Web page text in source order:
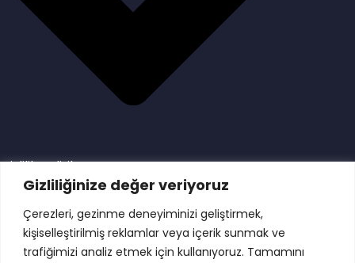
Gizliliğinize değer veriyoruz
Çerezleri, gezinme deneyiminizi geliştirmek,
kişiselleştirilmiş reklamlar veya içerik sunmak ve
trafiğimizi analiz etmek için kullanıyoruz. Tamamını
Gizlilik Politikası
Danışanlarımız